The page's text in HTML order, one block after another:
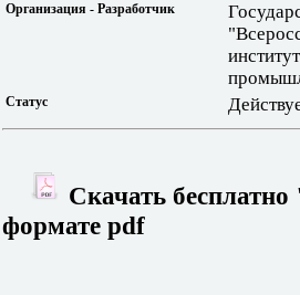
Организация - Разработчик
Статус
Скачать
формате pdf